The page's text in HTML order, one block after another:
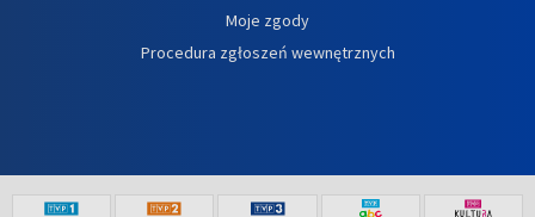
Moje zgody
Procedura zgłoszeń wewnętrznych